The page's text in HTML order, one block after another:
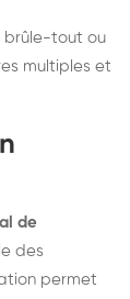
brûle-tout ou
multiples et
de
des
permet